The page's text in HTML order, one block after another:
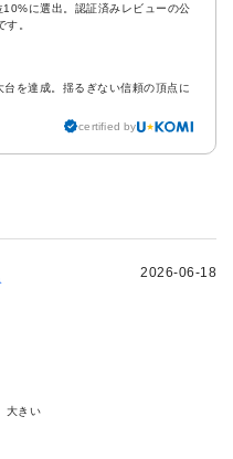
に選出。認証済みレビューの公
。
を達成。揺るぎない信頼の頂点に
certified by
2026-06-18
大きい